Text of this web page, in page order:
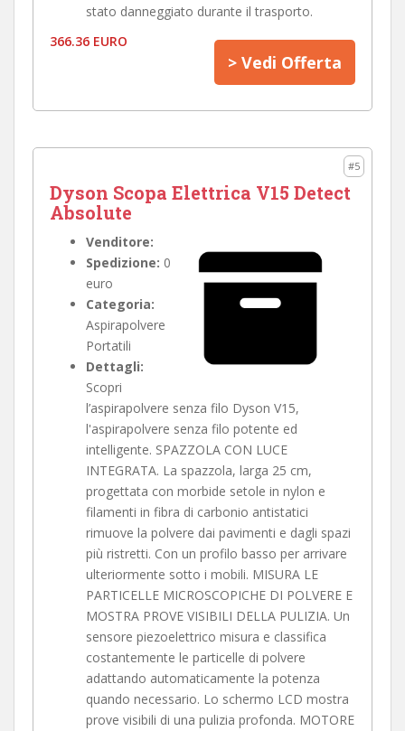
stato danneggiato durante il trasporto.
366.36 EURO
> Vedi Offerta
#5
Dyson Scopa Elettrica V15 Detect
Absolute
Venditore:
Spedizione: 0
euro
Categoria:
Aspirapolvere
Portatili
Dettagli:
Scopri
l’aspirapolvere senza filo Dyson V15,
l'aspirapolvere senza filo potente ed
intelligente. SPAZZOLA CON LUCE
INTEGRATA. La spazzola, larga 25 cm,
progettata con morbide setole in nylon e
filamenti in fibra di carbonio antistatici
rimuove la polvere dai pavimenti e dagli spazi
più ristretti. Con un profilo basso per arrivare
ulteriormente sotto i mobili. MISURA LE
PARTICELLE MICROSCOPICHE DI POLVERE E
MOSTRA PROVE VISIBILI DELLA PULIZIA. Un
sensore piezoelettrico misura e classifica
costantemente le particelle di polvere
adattando automaticamente la potenza
quando necessario. Lo schermo LCD mostra
prove visibili di una pulizia profonda. MOTORE